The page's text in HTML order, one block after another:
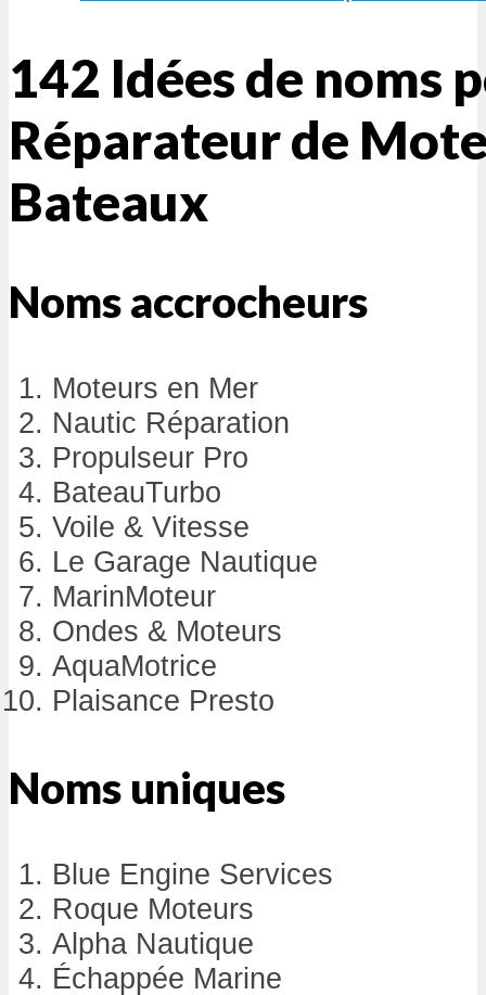
142 Idées de noms
Réparateur de
Bateaux
Noms accrocheurs
Moteurs en Mer
Nautic Réparation
Propulseur Pro
BateauTurbo
Voile & Vitesse
Le Garage Nautique
MarinMoteur
Ondes & Moteurs
AquaMotrice
Plaisance Presto
Noms uniques
Blue Engine Services
Roque Moteurs
Alpha Nautique
Échappée Marine